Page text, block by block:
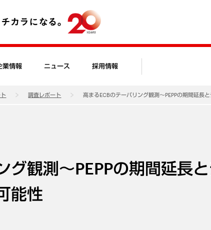
業情報 ニュース 採用情報
調査レポート 高まるECBのテーパリング観測～PEPPの期間延長
グ観測～PEPPの期間延長
能性